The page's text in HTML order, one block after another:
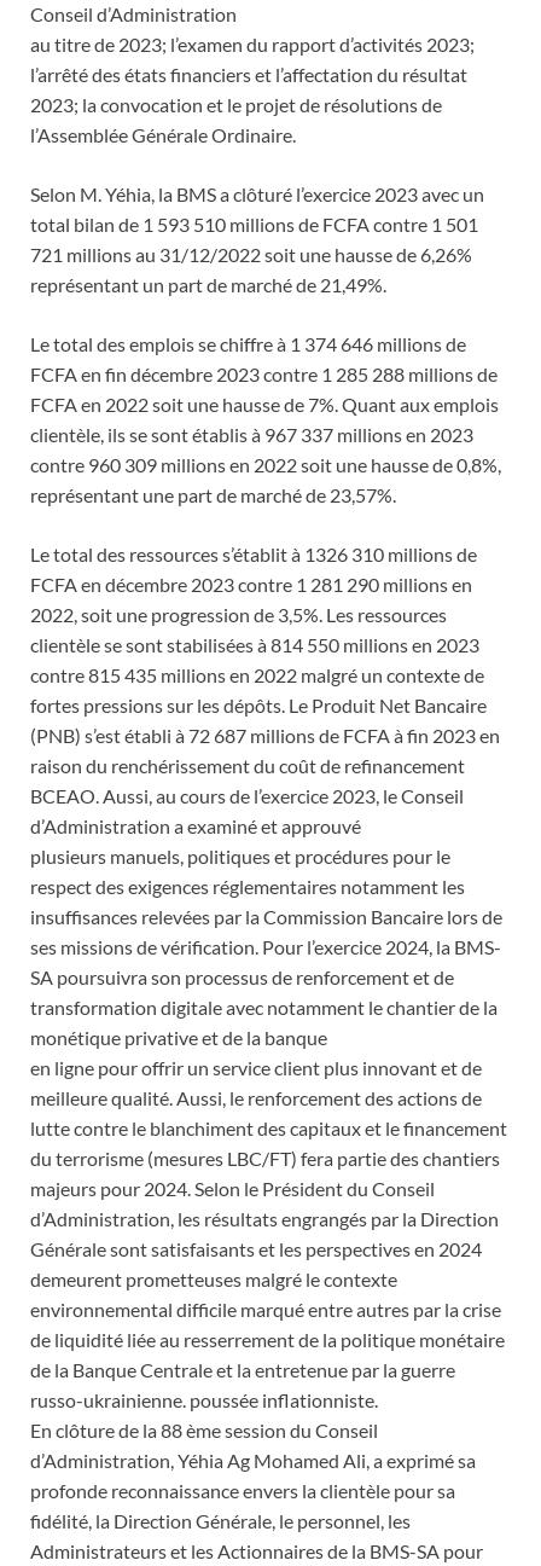
Conseil d’Administration
au titre de 2023; l’examen du rapport d’activités 2023;
l’arrêté des états financiers et l’affectation du résultat
2023; la convocation et le projet de résolutions de
l’Assemblée Générale Ordinaire.
Selon M. Yéhia, la BMS a clôturé l’exercice 2023 avec un
total bilan de 1 593 510 millions de FCFA contre 1 501
721 millions au 31/12/2022 soit une hausse de 6,26%
représentant un part de marché de 21,49%.
Le total des emplois se chiffre à 1 374 646 millions de
FCFA en fin décembre 2023 contre 1 285 288 millions de
FCFA en 2022 soit une hausse de 7%. Quant aux emplois
clientèle, ils se sont établis à 967 337 millions en 2023
contre 960 309 millions en 2022 soit une hausse de 0,8%,
représentant une part de marché de 23,57%.
Le total des ressources s’établit à 1326 310 millions de
FCFA en décembre 2023 contre 1 281 290 millions en
2022, soit une progression de 3,5%. Les ressources
clientèle se sont stabilisées à 814 550 millions en 2023
contre 815 435 millions en 2022 malgré un contexte de
fortes pressions sur les dépôts. Le Produit Net Bancaire
(PNB) s’est établi à 72 687 millions de FCFA à fin 2023 en
raison du renchérissement du coût de refinancement
BCEAO. Aussi, au cours de l’exercice 2023, le Conseil
d’Administration a examiné et approuvé
plusieurs manuels, politiques et procédures pour le
respect des exigences réglementaires notamment les
insuffisances relevées par la Commission Bancaire lors de
ses missions de vérification. Pour l’exercice 2024, la BMS-
SA poursuivra son processus de renforcement et de
transformation digitale avec notamment le chantier de la
monétique privative et de la banque
en ligne pour offrir un service client plus innovant et de
meilleure qualité. Aussi, le renforcement des actions de
lutte contre le blanchiment des capitaux et le financement
du terrorisme (mesures LBC/FT) fera partie des chantiers
majeurs pour 2024. Selon le Président du Conseil
d’Administration, les résultats engrangés par la Direction
Générale sont satisfaisants et les perspectives en 2024
demeurent prometteuses malgré le contexte
environnemental difficile marqué entre autres par la crise
de liquidité liée au resserrement de la politique monétaire
de la Banque Centrale et la entretenue par la guerre
russo-ukrainienne. poussée inflationniste.
En clôture de la 88 ème session du Conseil
d’Administration, Yéhia Ag Mohamed Ali, a exprimé sa
profonde reconnaissance envers la clientèle pour sa
fidélité, la Direction Générale, le personnel, les
Administrateurs et les Actionnaires de la BMS-SA pour